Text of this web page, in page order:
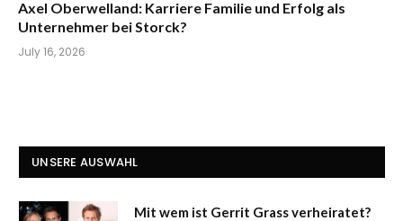
Axel Oberwelland: Karriere Familie und Erfolg als
Unternehmer bei Storck?
July 16, 2026
UNSERE AUSWAHL
Mit wem ist Gerrit Grass verheiratet?